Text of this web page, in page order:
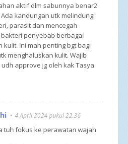
aktif dlm sabunnya benar2
kandungan utk melindungi
parasit dan mencegah
penyebab berbagai
kulit. Ini mah penting bgt bagi
menghaluskan kulit. Wajib
approve jg oleh kak Tasya
4 April 2024 pukul 22.36
tuh fokus ke perawatan wajah